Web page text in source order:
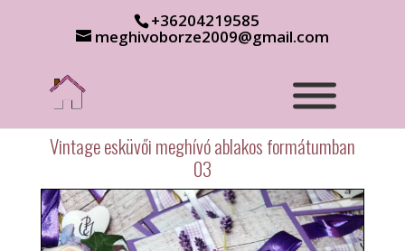
+36204219585
meghivoborze2009@gmail.com
Vintage esküvői meghívó ablakos formátumban
03